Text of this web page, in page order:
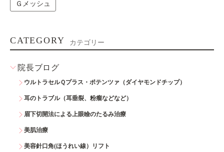
Ｇメッシュ
CATEGORY カテゴリー
院長ブログ
ウルトラセルＱプラス・ポテンツァ（ダイヤモンドチップ）
耳のトラブル（耳垂裂、粉瘤などなど）
眉下切開法による上眼瞼のたるみ治療
美肌治療
美容針口角(ほうれい線）リフト